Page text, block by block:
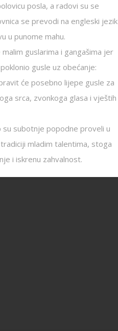
posla, a radovi su se
se prevodi na engleski jezik
u punome mahu.
guslarima i gangašima jer
gusle uz obećanje:
će posebno lijepe gusle za
srca, zvonkoga glasa i vještih
su subotnje popodne proveli u
mladim talentima, stoga
i iskrenu zahvalnost.